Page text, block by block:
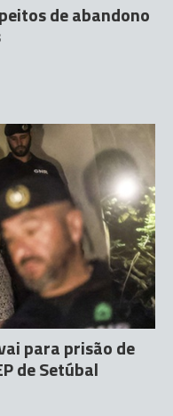
de abandono
para prisão de
de Setúbal